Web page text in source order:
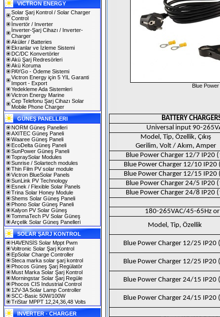
VICTRON ENERGY
Solar Şarj Kontrol / Solar Charger
Control
İnvertör / Inverter
İnverter-Şarj Cihazı / Inverter-
Charger
Aküler / Batteries
Ekranlar ve İzleme Sistemi
DC/DC Konvertörler
Akü Şarj Redresörleri
Akü Koruma
PAYGo - Ödeme Sistemi
Victron Energy için 5 YIL Garanti
Import - Export
Yedekleme Ada Sistemleri
Victron Energy Marine
Cep Telefonu Şarj Cihazı Solar
Mobile Phone Charger
GÜNEŞ PANELLERI
NORM Güneş Panelleri
AXITEC Güneş Paneli
Waaree Güneş Paneli
EcoDelta Güneş Paneli
SunPower Güneş Paneli
TopraySolar Modules
Sunrise / Solartech modules
Thin Film PV solar module
Victron BlueSolar Panels
SunLink PV Technology
Esnek / Flexible Solar Panels
Trina Solar Honey Module
Shems Solar Güneş Paneli
Phono Solar Güneş Paneli
Kalyon PV Solar Güneş
TommaTech PV Solar Güneş
Arçelik Solar Güneş Panelleri
SOLAR ŞARJ KONTROL
HAVENSİS Solar Mppt Pwm
Voltronic Solar Şarj Kontrol
EpSolar Charge Controller
Steca marka solar şarj kontrol
Phocos Güneş Şarj Regülatör
Must Marka Solar Şarj Kontrol
Morningstar Solar Şarj Regüle
Phocos CIS Industrial Control
12V-3A Solar Lamp Controller
SCC-Basic 50W/100W
TriStar MPPT 12,24,36,48 Volts
INVERTER - CHARGER
Blue
BATTERY
Universal input 90-
Model, Tip, Özellik, Çıkış
Gerilim, Volt / Akım, Amper
Blue Power Charger 12/7 IP20
Blue Power Charger 12/10 IP20
Blue Power Charger 12/15 IP20
Blue Power Charger 24/5 IP20
Blue Power Charger 24/8 IP20
180-265VAC/45-65Hz
Model, Tip, Özellik
Blue Power Charger 12/25 IP20
Blue Power Charger 12/25 IP20
Blue Power Charger 24/15 IP20
Blue Power Charger 24/15 IP20